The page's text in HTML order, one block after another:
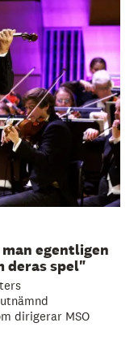
egentligen
deras spel"
dirigerar MSO